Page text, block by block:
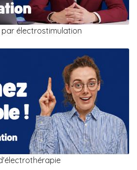
électrostimulation